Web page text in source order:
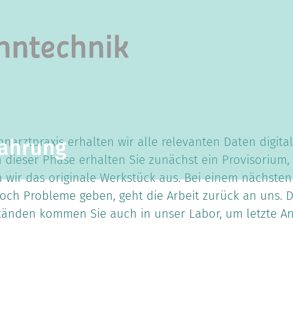
erhalten wir alle relevanten Daten
Phase erhalten Sie zunächst ein
das originale Werkstück aus. Bei einem
Probleme geben, geht die Arbeit zurück an uns.
kommen Sie auch in unser Labor, um letzte